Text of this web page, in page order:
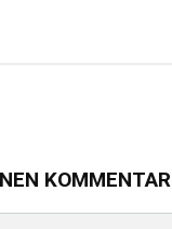
KOMMENTAR